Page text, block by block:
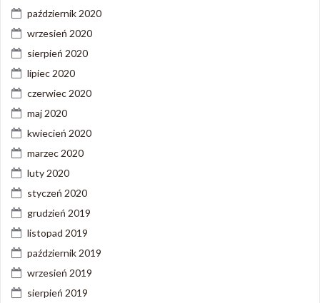
październik 2020
wrzesień 2020
sierpień 2020
lipiec 2020
czerwiec 2020
maj 2020
kwiecień 2020
marzec 2020
luty 2020
styczeń 2020
grudzień 2019
listopad 2019
październik 2019
wrzesień 2019
sierpień 2019